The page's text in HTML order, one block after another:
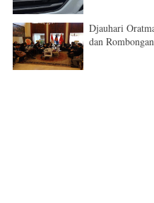
Djauhari
dan